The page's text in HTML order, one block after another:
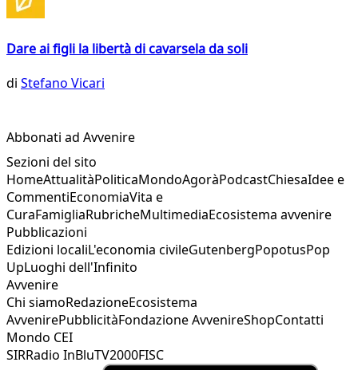
Dare ai figli la libertà di cavarsela da soli
di Stefano Vicari
Abbonati ad Avvenire
Sezioni del sito
HomeAttualitàPoliticaMondoAgoràPodcastChiesaIdee e
CommentiEconomiaVita e
CuraFamigliaRubricheMultimediaEcosistema avvenire
Pubblicazioni
Edizioni localiL'economia civileGutenbergPopotusPop
UpLuoghi dell'Infinito
Avvenire
Chi siamoRedazioneEcosistema
AvvenirePubblicitàFondazione AvvenireShopContatti
Mondo CEI
SIRRadio InBluTV2000FISC